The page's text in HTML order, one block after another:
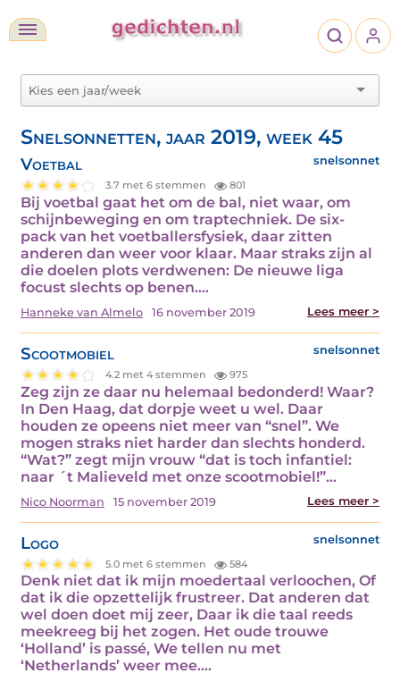
Snelsonnetten, jaar 2019, week 45
Voetbal snelsonnet
3.7 met 6 stemmen 801
Bij voetbal gaat het om de bal, niet waar, om
schijnbeweging en om traptechniek. De six-
pack van het voetballersfysiek, daar zitten
anderen dan weer voor klaar. Maar straks zijn al
die doelen plots verdwenen: De nieuwe liga
focust slechts op benen.…
Hanneke van Almelo 16 november 2019 Lees meer >
Scootmobiel snelsonnet
4.2 met 4 stemmen 975
Zeg zijn ze daar nu helemaal bedonderd! Waar?
In Den Haag, dat dorpje weet u wel. Daar
houden ze opeens niet meer van “snel”. We
mogen straks niet harder dan slechts honderd.
“Wat?” zegt mijn vrouw “dat is toch infantiel:
naar ´t Malieveld met onze scootmobiel!”…
Nico Noorman 15 november 2019 Lees meer >
Logo snelsonnet
5.0 met 6 stemmen 584
Denk niet dat ik mijn moedertaal verloochen, Of
dat ik die opzettelijk frustreer. Dat anderen dat
wel doen doet mij zeer, Daar ik die taal reeds
meekreeg bij het zogen. Het oude trouwe
‘Holland’ is passé, We tellen nu met
‘Netherlands’ weer mee.…